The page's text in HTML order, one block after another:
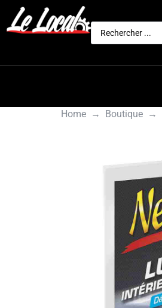
Home → Boutique →